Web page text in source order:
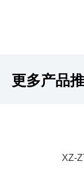
更多产品
XZ-